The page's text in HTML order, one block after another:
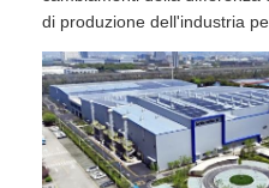
di produzione dell'industria